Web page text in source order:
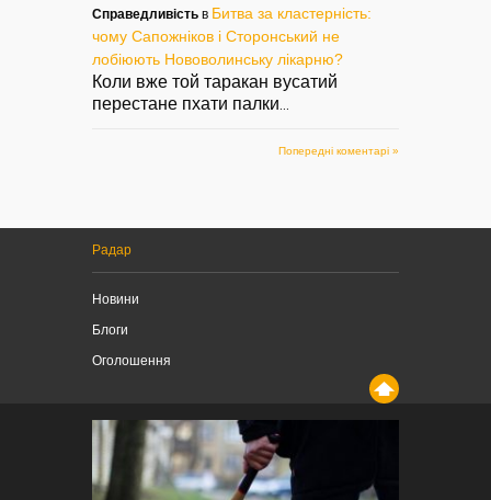
Справедливість в Битва за кластерність:
чому Сапожніков і Сторонський не
лобіюють Нововолинську лікарню?
Коли вже той таракан вусатий
перестане пхати палки...
Попередні коментарі »
Радар
Новини
Блоги
Оголошення